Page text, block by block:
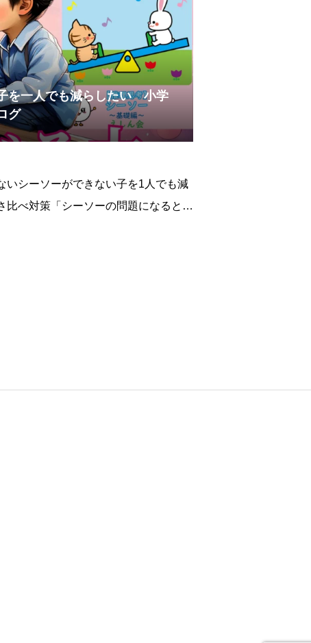
を一人でも減らしたい 小学
グ
いシーソーができない子を1人でも減
比べ対策「シーソーの問題になると、